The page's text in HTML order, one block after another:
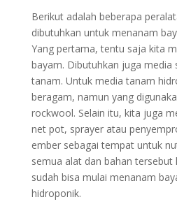
Berikut adalah beberapa
dibutuhkan untuk menanam
Yang pertama, tentu saja kita
bayam. Dibutuhkan juga media
tanam. Untuk media tanam
beragam, namun yang
rockwool. Selain itu, kita juga
net pot, sprayer atau
ember sebagai tempat untuk
semua alat dan bahan tersebut
sudah bisa mulai menanam
hidroponik.